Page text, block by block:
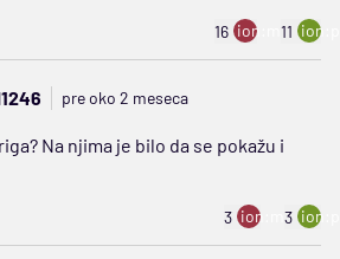
16 ion:minus
11
pre oko 2 meseca
Na njima je bilo da se pokažu i
3 ion:minus
3